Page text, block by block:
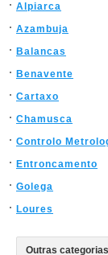
Alpiarca
Azambuja
Balancas
Benavente
Cartaxo
Chamusca
Controlo
Entroncamento
Golega
Loures